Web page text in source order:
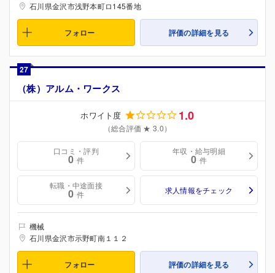
石川県金沢市浅野本町ロ145番地
フォロー 評価の詳細を見る
27
（株）アルム・ワークス
ホワイト度 1.0
（総合評価 ★ 3.0）
口コミ・評判
0 件
年収・給与明細
0 件
転職・中途面接
0 件 求人情報をチェック
機械
石川県金沢市示野町南１１２
フォロー 評価の詳細を見る